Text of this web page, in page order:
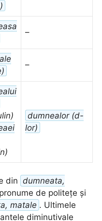
–
–
dumnealor (d-
lor)
din dumneata,
de politețe și
matale . Ultimele
diminutivale